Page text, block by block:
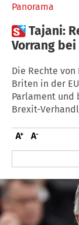
Panorama
Tajani:
Vorrang
Die Rechte
Briten in der
Parlament und
Brexit-